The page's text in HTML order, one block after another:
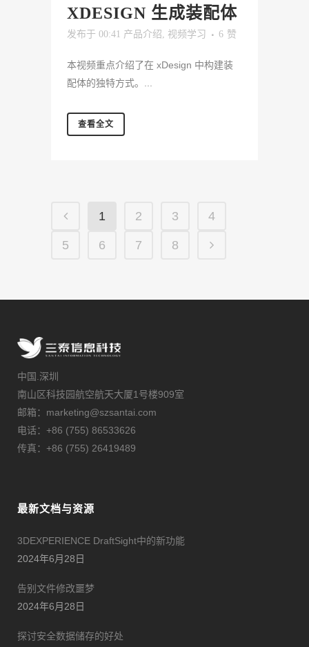
XDESIGN 生成装配体
发布于 00:41 产品介绍, 视频学习 6 赞
本视频重点介绍了在 xDesign 中构建装
配体的独特方式。...
查看全文
1 2 3 4
5 6 7 8
中国.深圳
南山区科技园航空航天大厦1号楼909室
邮箱：marketing@szsantai.com
电话：+86 (755) 86533626
传真：+86 (755) 26419489
最新文档与资源
3DEXPERIENCE DraftSight中的新功能
2024年6月28日
告别文件修改噩梦
2024年6月28日
探讨安全数据储存的好处